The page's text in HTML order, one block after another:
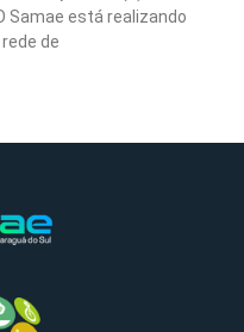
Samae está realizando
de